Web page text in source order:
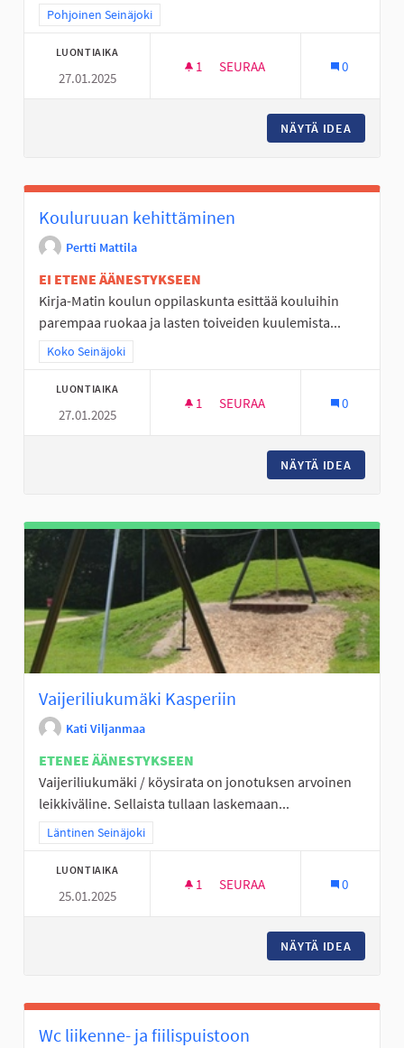
Rajaa tulokset teeman mukaan: Pohjoinen Seinäjoki
Pohjoinen Seinäjoki
LUONTIAIKA
27.01.2025
1 1 SEURAAJA
SEURAA 0
NÄYTÄ IDEA
Kouluruuan kehittäminen
Pertti Mattila
EI ETENE ÄÄNESTYKSEEN
Kirja-Matin koulun oppilaskunta esittää kouluihin
parempaa ruokaa ja lasten toiveiden kuulemista...
Rajaa tulokset teeman mukaan: Koko Seinäjoki
Koko Seinäjoki
LUONTIAIKA
27.01.2025
1 1 SEURAAJA
SEURAA 0
NÄYTÄ IDEA
Vaijeriliukumäki Kasperiin
Kati Viljanmaa
ETENEE ÄÄNESTYKSEEN
Vaijeriliukumäki / köysirata on jonotuksen arvoinen
leikkiväline. Sellaista tullaan laskemaan...
Rajaa tulokset teeman mukaan: Läntinen Seinäjoki
Läntinen Seinäjoki
LUONTIAIKA
25.01.2025
1 1 SEURAAJA
SEURAA 0
NÄYTÄ IDEA
Wc liikenne- ja fiilispuistoon